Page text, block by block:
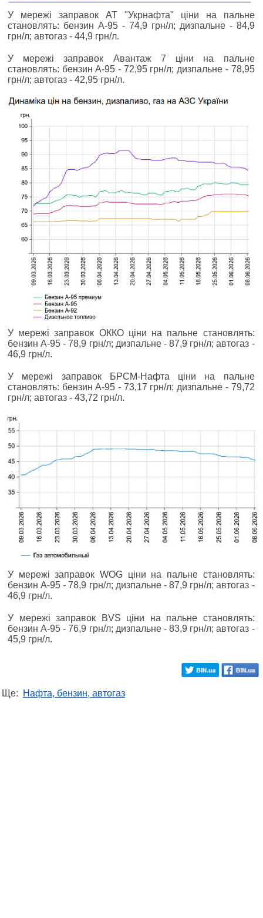
У мережі заправок АТ "Укрнафта" ціни на пальне
становлять: бензин А-95 - 74,9 грн/л; дизпальне - 84,9
грн/л; автогаз - 44,9 грн/л.
У мережі заправок Авантаж 7 ціни на пальне
становлять: бензин А-95 - 72,95 грн/л; дизпальне - 78,95
грн/л; автогаз - 42,95 грн/л.
У мережі заправок ОККО ціни на пальне становлять:
бензин А-95 - 78,9 грн/л; дизпальне - 87,9 грн/л; автогаз -
46,9 грн/л.
У мережі заправок БРСМ-Нафта ціни на пальне
становлять: бензин А-95 - 73,17 грн/л; дизпальне - 79,72
грн/л; автогаз - 43,72 грн/л.
У мережі заправок WOG ціни на пальне становлять:
бензин А-95 - 78,9 грн/л; дизпальне - 87,9 грн/л; автогаз -
46,9 грн/л.
У мережі заправок BVS ціни на пальне становлять:
бензин А-95 - 76,9 грн/л; дизпальне - 83,9 грн/л; автогаз -
45,9 грн/л.
Ще: Нафта, бензин, автогаз